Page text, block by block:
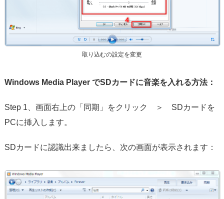
取り込むの設定を変更
Windows Media Player でSDカードに音楽を入れる方法：
Step 1、画面右上の「同期」をクリック ＞ SDカードを
PCに挿入します。
SDカードに認識出来ましたら、次の画面が表示されます：